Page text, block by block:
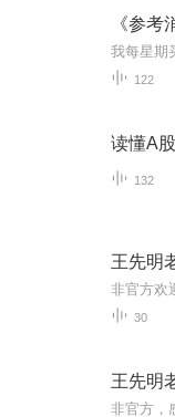
《参考
122
读懂A
132
王先明
非官方欢
30
王先明
非官方，